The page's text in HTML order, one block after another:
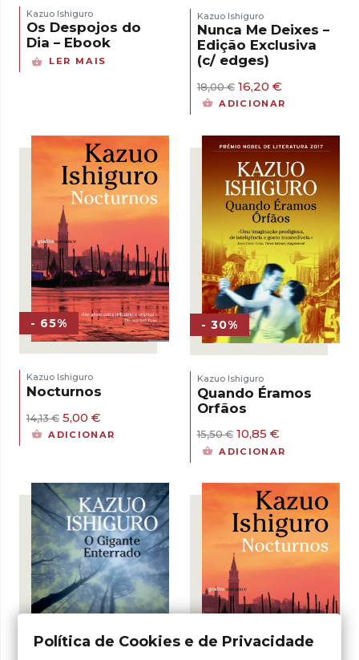
Kazuo Ishiguro
Os Despojos do
Dia – Ebook
LER MAIS
Kazuo Ishiguro
Nunca Me Deixes –
Edição Exclusiva
(c/ edges)
18,00€ O
preço
18,00 €.
16,20 €O
preço
16,20 €.
ADICIONAR
- 65%
Kazuo Ishiguro
Nocturnos
14,13€ O
preço
5,00 €
preço
ADICIONAR
- 30%
Kazuo Ishiguro
Quando Éramos
Orfãos
15,50€ O
preço
15,50 €.
10,85 €O
preço
10,85 €.
ADICIONAR
Política de Cookies e de Privacidade